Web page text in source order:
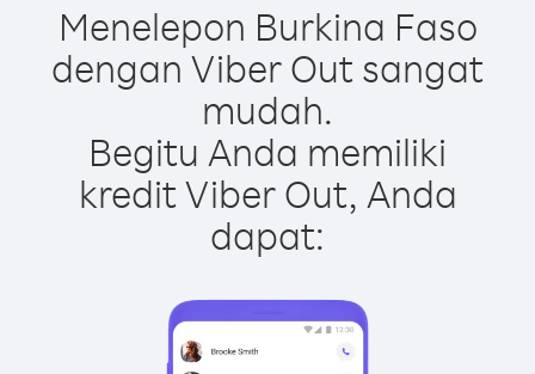
Menelepon Burkina Faso
dengan Viber Out sangat
mudah.
Begitu Anda memiliki
kredit Viber Out, Anda
dapat: